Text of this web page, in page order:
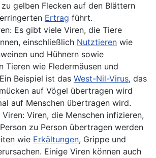
gelben Flecken auf den Blättern
Ertrag führt.
Es gibt viele Viren, die Tiere
einschließlich Nutztieren wie
und Hühnern sowie
Tieren wie Fledermäusen und
Beispiel ist das West-Nil-Virus, das
auf Vögel übertragen wird
auf Menschen übertragen wird.
Viren: Viren, die Menschen infizieren,
zu Person übertragen werden
wie Erkältungen, Grippe und
Einige Viren können auch